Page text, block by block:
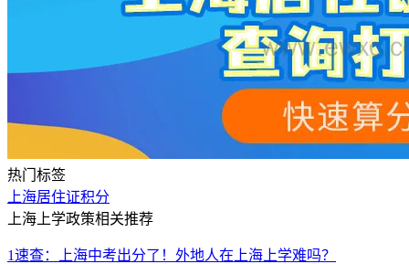
热门标签
上海居住证积分
上海上学政策相关推荐
1速查：上海中考出分了！外地人在上海上学难吗？